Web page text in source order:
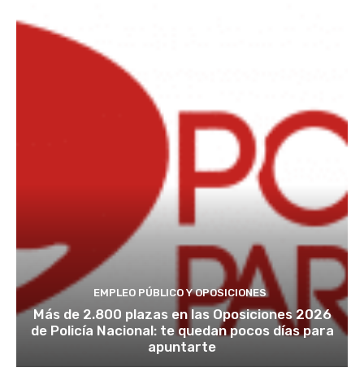
EMPLEO PÚBLICO Y OPOSICIONES
Más de 2.800 plazas en las Oposiciones 2026
de Policía Nacional: te quedan pocos días para
apuntarte